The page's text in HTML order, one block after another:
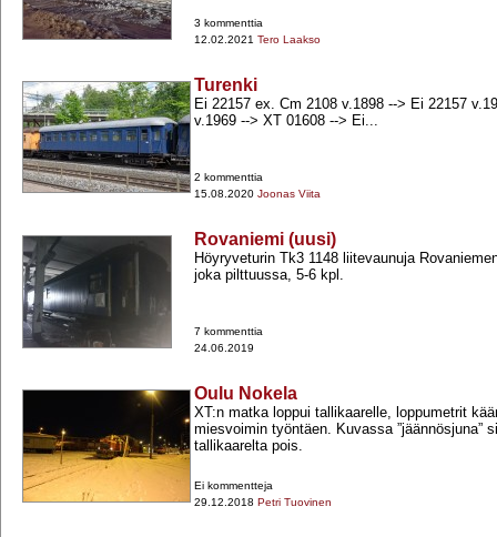
3 kommenttia
12.02.2021 Tero Laakso
Turenki
Ei 22157 ex. Cm 2108 v.1898 -​-​> Ei 22157
v.1969 -​-​> XT 01608 -​-​> Ei...
2 kommenttia
15.08.2020 Joonas Viita
Rovaniemi (uusi)
Höyryveturin Tk3 1148 liitevaunuja
joka pilttuussa, 5-​6 kpl.
7 kommenttia
24.06.2019
Oulu Nokela
XT:n matka loppui tallikaarelle, loppumetrit
miesvoimin työntäen. Kuvassa ”jäännösjuna”
tallikaarelta pois.
Ei kommentteja
29.12.2018 Petri Tuovinen